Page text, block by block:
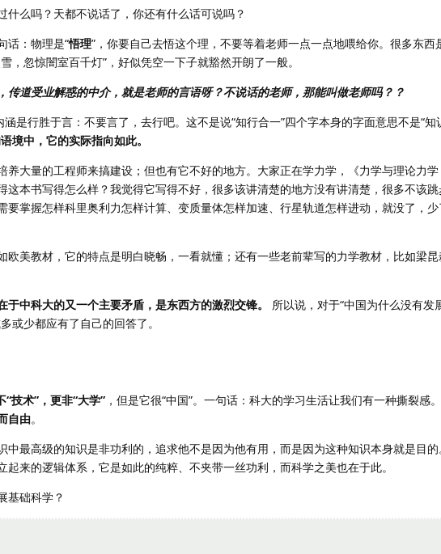
么吗？天都不说话了，你还有什么话可说吗？
话：物理是“悟理”，你要自己去悟这个理，不要等着老师一点一点地喂给你。很多东西
，忽惊闇室百千灯”，好似凭空一下子就豁然开朗了一般。
道受业解惑的中介，就是老师的言语呀？不说话的老师，那能叫做老师吗？？
是行胜于言：不要言了，去行吧。这不是说“知行合一”四个字本身的字面意思不是“
境中，它的实际指向如此。
大量的工程师来搞建设；但也有它不好的地方。大家正在学力学，《力学与理论力
本书写得怎么样？我觉得它写得不好，很多该讲清楚的地方没有讲清楚，很多不该
掌握怎样科里奥利力怎样计算、变质量体怎样加速、行星轨道怎样进动，就没了，
美教材，它的特点是明白晓畅，一看就懂；还有一些老前辈写的力学教材，比如梁
中科大的又一个主要矛盾，是东西方的激烈交锋。
所以说，对于“中国为什么没有发
或少都应有了自己的回答了。
“技术”，更非“大学” ，但是它很“中国”。一句话：科大的学习生活让我们有一种撕裂感
自由。
中最高级的知识是非功利的，追求他不是因为他有用，而是因为这种知识本身就是目
起来的逻辑体系，它是如此的纯粹、不夹带一丝功利，而科学之美也在于此。
基础科学？